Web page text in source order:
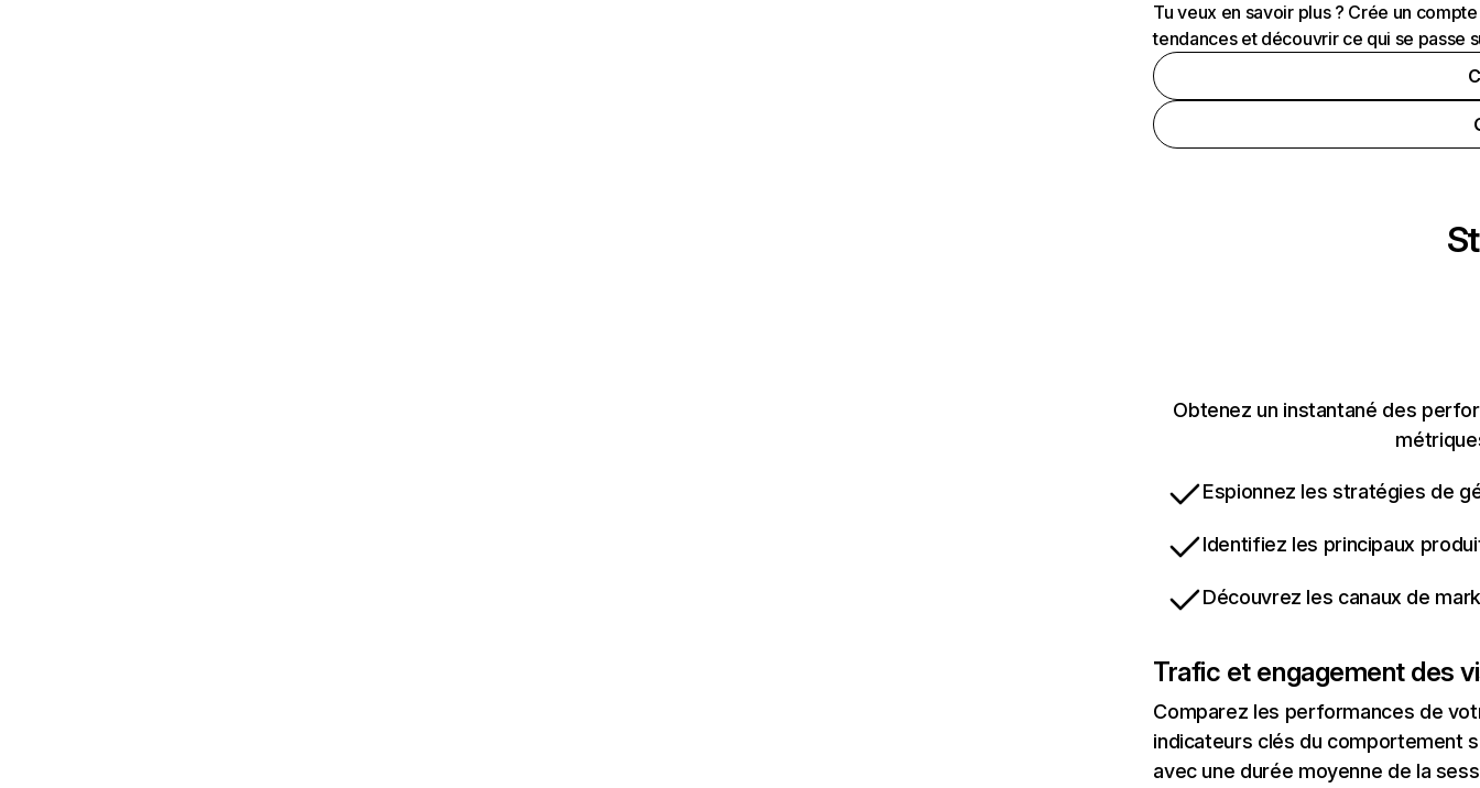
Tu veux en savoir plus ? Crée un
tendances et découvrir ce qui se passe
Obtenez un instantané des
Espionnez les stratégies de
Identifiez les principaux
Découvrez les canaux de
Trafic et engagement des
Comparez les performances de
indicateurs clés du comportement
avec une durée moyenne de la